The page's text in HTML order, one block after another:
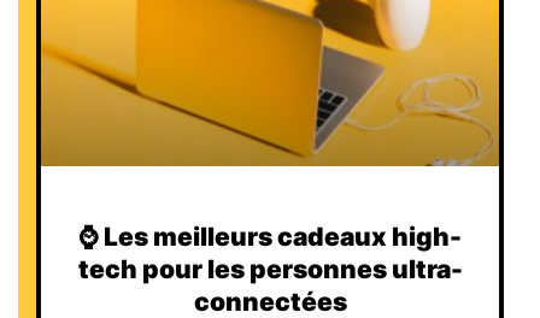
⌚️ Les meilleurs cadeaux high-
tech pour les personnes ultra-
connectées